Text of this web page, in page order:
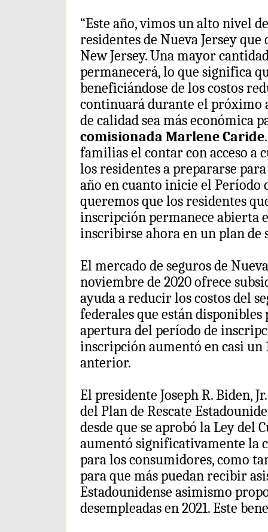
“Este año, vimos un alto nivel
residentes de Nueva Jersey
New Jersey. Una mayor
permanecerá, lo que significa
beneficiándose de los costos
continuará durante el próximo
de calidad sea más económica
comisionada Marlene Caride
familias el contar con acceso a
los residentes a prepararse
año en cuanto inicie el Período
queremos que los residentes
inscripción permanece abierta
inscribirse ahora en un plan de
El mercado de seguros de
noviembre de 2020 ofrece
ayuda a reducir los costos del
federales que están disponibles
apertura del período de
inscripción aumentó en casi un
anterior.
El presidente Joseph R. Biden,
del Plan de Rescate
desde que se aprobó la Ley del
aumentó significativamente la
para los consumidores, como
para que más puedan recibir
Estadounidense asimismo
desempleadas en 2021. Este